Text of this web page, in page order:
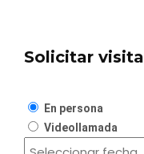
Solicitar visita
En persona
Videollamada